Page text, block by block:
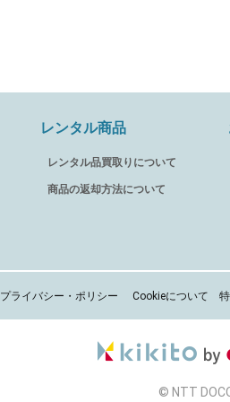
レンタル商品
レンタル品買取りについて
商品の返却方法について
プライバシー・ポリシー Cookieについて
© NTT